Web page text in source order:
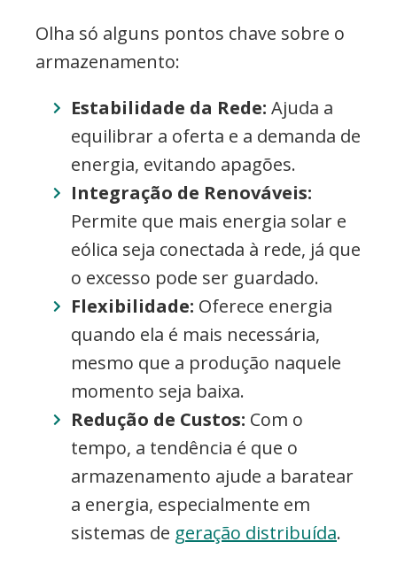
Olha só alguns pontos chave sobre o
armazenamento:
Estabilidade da Rede: Ajuda a
equilibrar a oferta e a demanda de
energia, evitando apagões.
Integração de Renováveis:
Permite que mais energia solar e
eólica seja conectada à rede, já que
o excesso pode ser guardado.
Flexibilidade: Oferece energia
quando ela é mais necessária,
mesmo que a produção naquele
momento seja baixa.
Redução de Custos: Com o
tempo, a tendência é que o
armazenamento ajude a baratear
a energia, especialmente em
sistemas de geração distribuída.